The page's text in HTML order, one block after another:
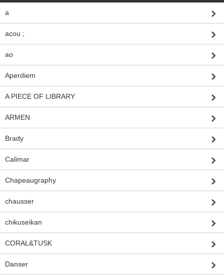
a
acou ;
ao
Aperdiem
A PIECE OF LIBRARY
ARMEN
Brady
Calimar
Chapeaugraphy
chausser
chikuseikan
CORAL&TUSK
Danser